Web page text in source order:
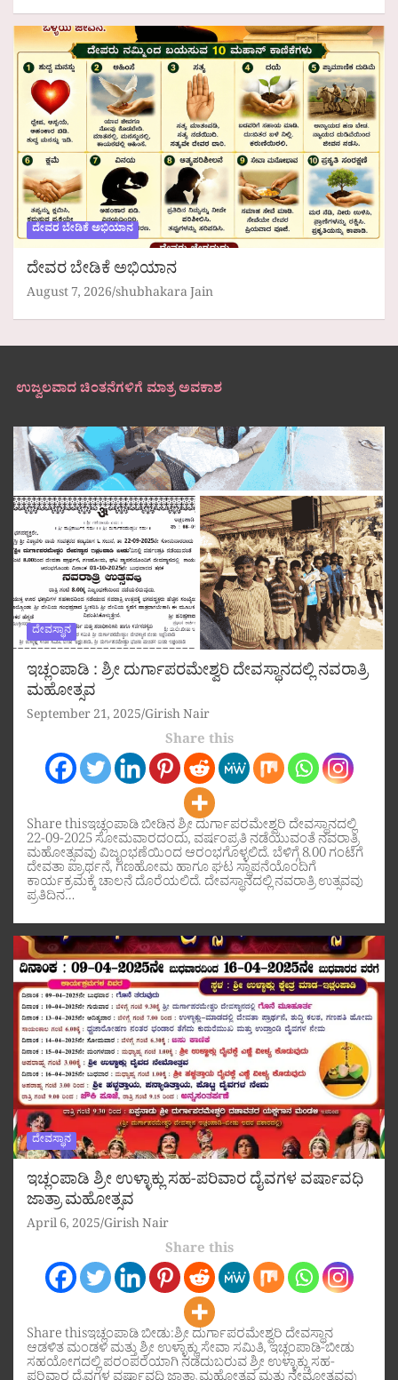
ದೇವರ ಬೇಡಿಕೆ ಅಭಿಯಾನ
ದೇವರ ಬೇಡಿಕೆ ಅಭಿಯಾನ
August 7, 2026 shubhakara Jain
ಉಜ್ವಲವಾದ ಚಿಂತನೆಗಳಿಗೆ ಮಾತ್ರ ಅವಕಾಶ
ದೇವಸ್ಥಾನ
ಇಚ್ಲಂಪಾಡಿ : ಶ್ರೀ ದುರ್ಗಾಪರಮೇಶ್ವರಿ ದೇವಸ್ಥಾನದಲ್ಲಿ ನವರಾತ್ರಿ
ಮಹೋತ್ಸವ
September 21, 2025 Girish Nair
Share this
Share thisಇಚ್ಲಂಪಾಡಿ ಬೀಡಿನ ಶ್ರೀ ದುರ್ಗಾಪರಮೇಶ್ವರಿ ದೇವಸ್ಥಾನದಲ್ಲಿ
22-09-2025 ಸೋಮವಾರದಂದು, ವರ್ಷಂಪ್ರತಿ ನಡೆಯುವಂತೆ ನವರಾತ್ರಿ
ಮಹೋತ್ಸವವು ವಿಜೃಂಭಣೆಯಿಂದ ಆರಂಭಗೊಳ್ಳಲಿದೆ. ಬೆಳಿಗ್ಗೆ 8.00 ಗಂಟೆಗೆ
ದೇವತಾ ಪ್ರಾರ್ಥನೆ, ಗಣಹೋಮ ಹಾಗೂ ಘಟ ಸ್ಥಾಪನೆಯೊಂದಿಗೆ
ಕಾರ್ಯಕ್ರಮಕ್ಕೆ ಚಾಲನೆ ದೊರೆಯಲಿದೆ. ದೇವಸ್ಥಾನದಲ್ಲಿ ನವರಾತ್ರಿ ಉತ್ಸವವು
ಪ್ರತಿದಿನ…
ದೇವಸ್ಥಾನ
ಇಚ್ಲಂಪಾಡಿ ಶ್ರೀ ಉಳ್ಳಾಕ್ಲು ಸಹ-ಪರಿವಾರ ದೈವಗಳ ವರ್ಷಾವಧಿ
ಜಾತ್ರಾ ಮಹೋತ್ಸವ
April 6, 2025 Girish Nair
Share this
Share thisಇಚ್ಲಂಪಾಡಿ ಬೀಡು:ಶ್ರೀ ದುರ್ಗಾಪರಮೇಶ್ವರಿ ದೇವಸ್ಥಾನ
ಆಡಳಿತ ಮಂಡಳಿ ಮತ್ತು ಶ್ರೀ ಉಳ್ಳಾಕ್ಲು ಸೇವಾ ಸಮಿತಿ, ಇಚ್ಲಂಪಾಡಿ-ಬೀಡು
ಸಹಯೋಗದಲ್ಲಿ ಪರಂಪರೆಯಾಗಿ ನಡೆದುಬರುವ ಶ್ರೀ ಉಳ್ಳಾಕ್ಲು ಸಹ-